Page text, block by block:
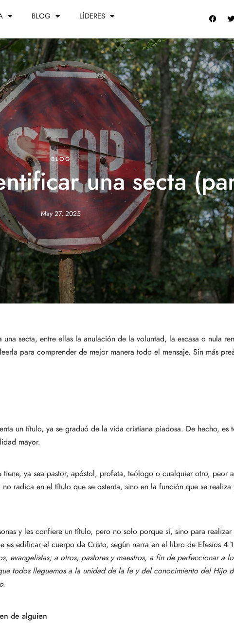
BLOG LÍDERES
BLOG
una secta
May 27, 2025
secta, entre ellas la anulación de la voluntad, la escasa o nula
para comprender de mejor manera todo el mensaje. Sin más
un título, ya se graduó de la vida cristiana piadosa. De hecho,
mayor.
ya sea pastor, apóstol, profeta, teólogo o cualquier otro, peor
radica en el título que se ostenta, sino en la función que se
y les confiere un título, pero no solo porque sí, sino para
es edificar el cuerpo de Cristo, según narra en el libro de Efesios
evangelistas; a otros, pastores y maestros, a fin de perfeccionar a
todos lleguemos a la unidad de la fe y del conocimiento del Hijo
de alguien